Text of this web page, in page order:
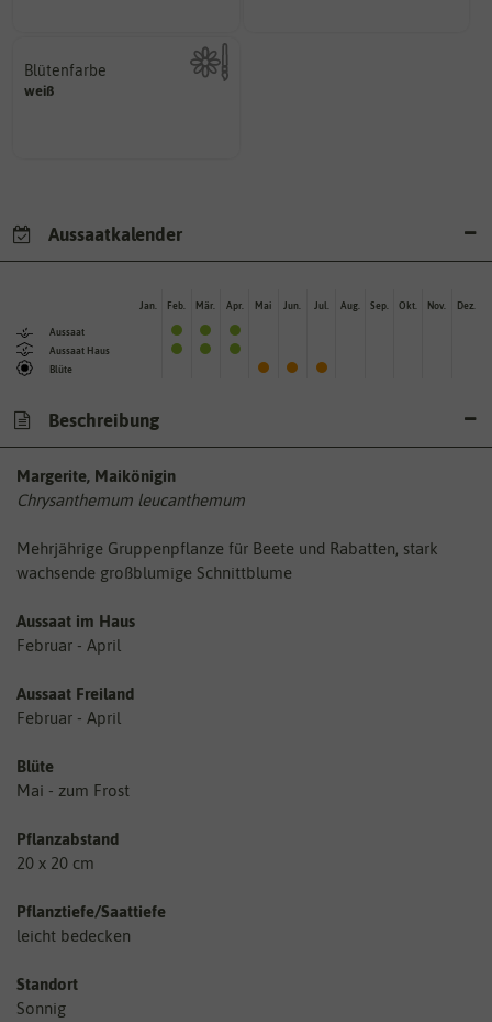
Blütenfarbe
weiß
Kann auch mehrfarbig sein.
Aussaatkalender
Aussaat
Aussaat Haus
Blüte
Jan. Feb. Mär. Apr. Mai Jun. Jul. Aug. Sep. Okt. Nov. Dez.
Beschreibung
Margerite, Maikönigin
Chrysanthemum leucanthemum
Mehrjährige Gruppenpflanze für Beete und Rabatten, stark
wachsende großblumige Schnittblume
Aussaat im Haus
Februar - April
Aussaat Freiland
Februar - April
Blüte
Mai - zum Frost
Pflanzabstand
20 x 20 cm
Pflanztiefe/Saattiefe
leicht bedecken
Standort
Sonnig